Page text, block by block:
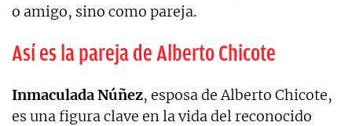
o amigo, sino como pareja.
Así es la pareja de Alberto Chicote
Inmaculada Núñez, esposa de Alberto Chicote,
es una figura clave en la vida del reconocido